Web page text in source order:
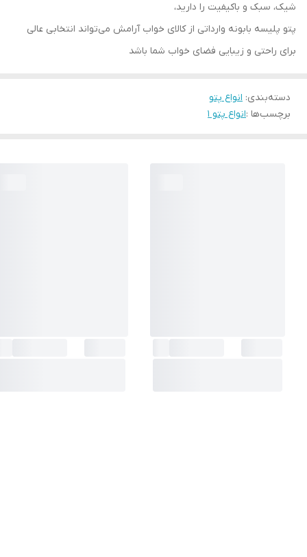
شیک، سبک و باکیفیت را دارید،
پتو پلیسه بابونه وارداتی از کالای خواب آرامش می‌تواند انتخابی عالی
برای راحتی و زیبایی فضای خواب شما باشد
دسته‌بندی: انواع پتو
برچسب‌ها :انواع پتو 1